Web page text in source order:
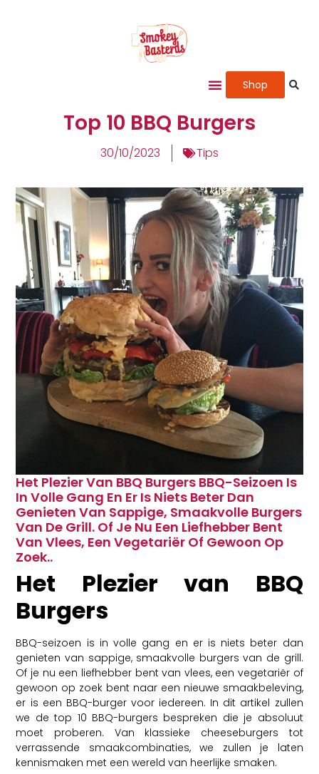
Shop
Top 10 BBQ Burgers
30/10/2023 Tips
Het Plezier Van BBQ Burgers BBQ-Seizoen Is
In Volle Gang En Er Is Niets Beter Dan
Genieten Van Sappige, Smaakvolle Burgers
Van De Grill. Of Je Nu Een Liefhebber Bent
Van Vlees, Een Vegetariër Of Gewoon Op
Zoek..
Het Plezier van BBQ
Burgers
BBQ-seizoen is in volle gang en er is niets beter dan
genieten van sappige, smaakvolle burgers van de grill.
Of je nu een liefhebber bent van vlees, een vegetariër of
gewoon op zoek bent naar een nieuwe smaakbeleving,
er is een BBQ-burger voor iedereen. In dit artikel zullen
we de top 10 BBQ-burgers bespreken die je absoluut
moet proberen. Van klassieke cheeseburgers tot
verrassende smaakcombinaties, we zullen je laten
kennismaken met een wereld van heerlijke smaken.